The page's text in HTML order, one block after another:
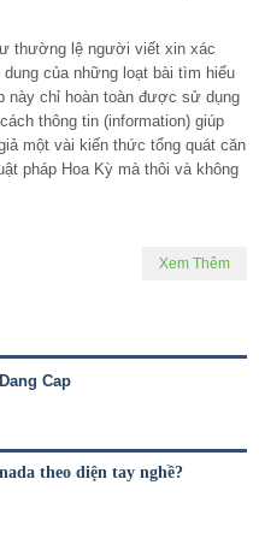
thường lệ người viết xin xác
dung của những loạt bài tìm hiểu
này chỉ hoàn toàn được sử dụng
thông tin (information) giúp
một vài kiến thức tổng quát căn
pháp Hoa Kỳ mà thôi và không
Xem Thêm
theo diện tay nghề?